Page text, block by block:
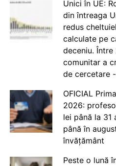
Unici în UE:
din întreaga
redus
calculate pe
deceniu.
comunitar a
de cercetare
OFICIAL
2026:
lei până la
până în
învățământ
Peste o lună